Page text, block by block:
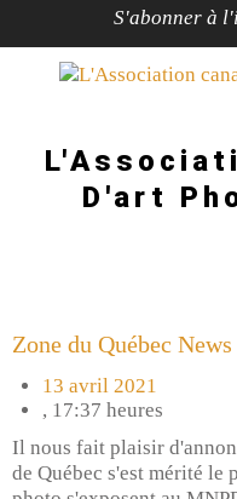
S'abonner à
D'art
Zone du Québec
13 avril 2021
, 17:37 heures
Il nous fait plaisir
de Québec s'est mérité